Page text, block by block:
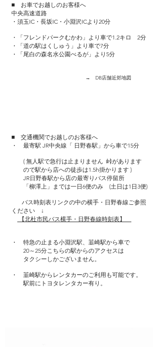
■ お車でお越しのお客様へ
中央高速道路
・須玉IC・長坂IC・小淵沢ICより20分
・「フレンドパークむかわ」より車で1.2キロ 2分
・「道の駅はくしゅう」より車で7分
・「尾白の森名水公園べるが」より5分
→ DB店舗近郊地図
■ 交通機関でお越しのお客様へ
・​ 最寄駅 JR中央線「 日野春駅」から車で15分
( 無人駅で急行は止まりません 峠があります
ので駅から店への徒歩は1.5h掛かります )
JR日野春駅から店の最寄りバス停留所
「柳澤上」までは一日6便のみ (土日は1日3便)
バス時刻表リンクの中の横手・日野春線ご参照
ください ↓
【北杜市民バス横手・日野春線時刻表】
・ 特急の止まる小淵沢駅、韮崎駅から車で
20～25分こちらの駅からのアクセスは
タクシーしかございません。
・ 韮崎駅からレンタカーのご利用も可能です。
駅前にトヨタレンタカー有り。